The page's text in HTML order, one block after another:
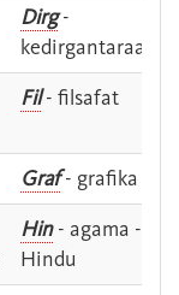
Dirg-
kedirgantaraan
Fil- filsafat
Graf- grafika
Hin- agama -
Hindu